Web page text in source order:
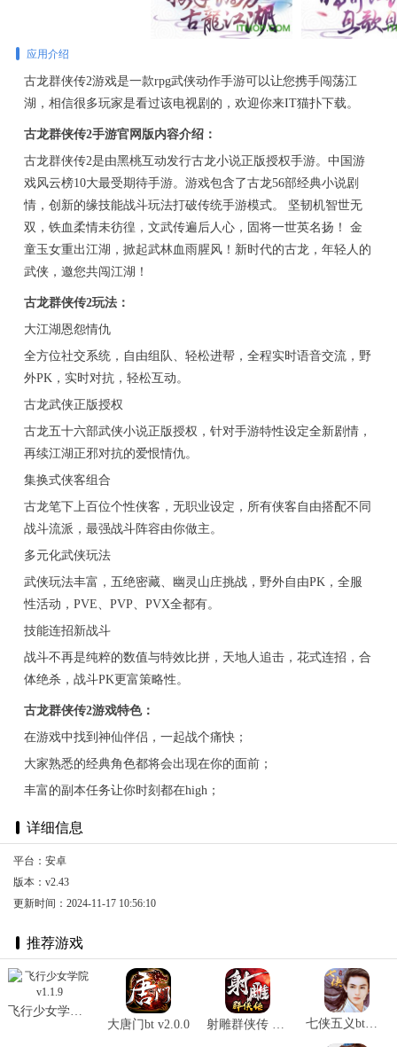
应用介绍
古龙群侠传2游戏是一款rpg武侠动作手游可以让您携手闯荡江
湖，相信很多玩家是看过该电视剧的，欢迎你来IT猫扑下载。
古龙群侠传2手游官网版内容介绍：
古龙群侠传2是由黑桃互动发行古龙小说正版授权手游。中国游
戏风云榜10大最受期待手游。游戏包含了古龙56部经典小说剧
情，创新的缘技能战斗玩法打破传统手游模式。 坚韧机智世无
双，铁血柔情未彷徨，文武传遍后人心，固将一世英名扬！ 金
童玉女重出江湖，掀起武林血雨腥风！新时代的古龙，年轻人的
武侠，邀您共闯江湖！
古龙群侠传2玩法：
大江湖恩怨情仇
全方位社交系统，自由组队、轻松进帮，全程实时语音交流，野
外PK，实时对抗，轻松互动。
古龙武侠正版授权
古龙五十六部武侠小说正版授权，针对手游特性设定全新剧情，
再续江湖正邪对抗的爱恨情仇。
集换式侠客组合
古龙笔下上百位个性侠客，无职业设定，所有侠客自由搭配不同
战斗流派，最强战斗阵容由你做主。
多元化武侠玩法
武侠玩法丰富，五绝密藏、幽灵山庄挑战，野外自由PK，全服
性活动，PVE、PVP、PVX全都有。
技能连招新战斗
战斗不再是纯粹的数值与特效比拼，天地人追击，花式连招，合
体绝杀，战斗PK更富策略性。
古龙群侠传2游戏特色：
在游戏中找到神仙伴侣，一起战个痛快；
大家熟悉的经典角色都将会出现在你的面前；
丰富的副本任务让你时刻都在high；
详细信息
平台：安卓
版本：v2.43
更新时间：2024-11-17 10:56:10
推荐游戏
飞行少女学院 v1.1.9
大唐门bt v2.0.0
射雕群侠传 v1.2.1 七侠五义bt版 v1.2.0